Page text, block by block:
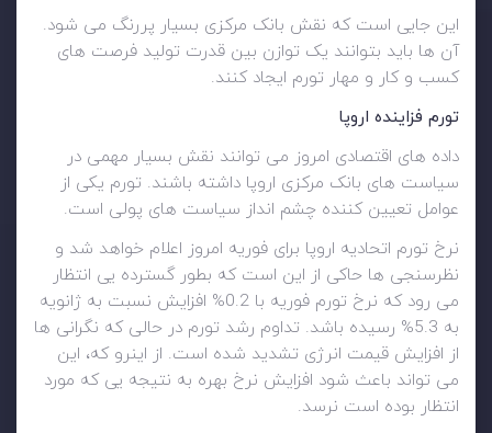
این جایی است که نقش بانک مرکزی بسیار پررنگ می شود.
آن ها باید بتوانند یک توازن بین قدرت تولید فرصت های
کسب و کار و مهار تورم ایجاد کنند.
تورم فزاینده اروپا
داده های اقتصادی امروز می توانند نقش بسیار مهمی در
سیاست های بانک مرکزی اروپا داشته باشند. تورم یکی از
عوامل تعیین کننده چشم انداز سیاست های پولی است.
نرخ تورم اتحادیه اروپا برای فوریه امروز اعلام خواهد شد و
نظرسنجی ها حاکی از این است که بطور گسترده یی انتظار
می رود که نرخ تورم فوریه با 0.2% افزایش نسبت به ژانویه
به 5.3% رسیده باشد. تداوم رشد تورم در حالی که نگرانی ها
از افزایش قیمت انرژی تشدید شده است. از اینرو که، این
می تواند باعث شود افزایش نرخ بهره به نتیجه یی که مورد
انتظار بوده است نرسد.